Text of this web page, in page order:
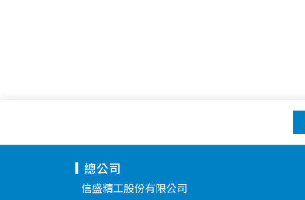
總公司
信盛精工股份有限公司